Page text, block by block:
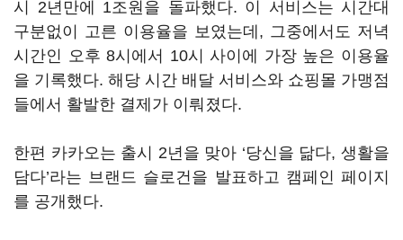
시 2년만에 1조원을 돌파했다. 이 서비스는 시간대
구분없이 고른 이용율을 보였는데, 그중에서도 저녁
시간인 오후 8시에서 10시 사이에 가장 높은 이용율
을 기록했다. 해당 시간 배달 서비스와 쇼핑몰 가맹점
들에서 활발한 결제가 이뤄졌다.
한편 카카오는 출시 2년을 맞아 ‘당신을 닮다, 생활을
담다’라는 브랜드 슬로건을 발표하고 캠페인 페이지
를 공개했다.